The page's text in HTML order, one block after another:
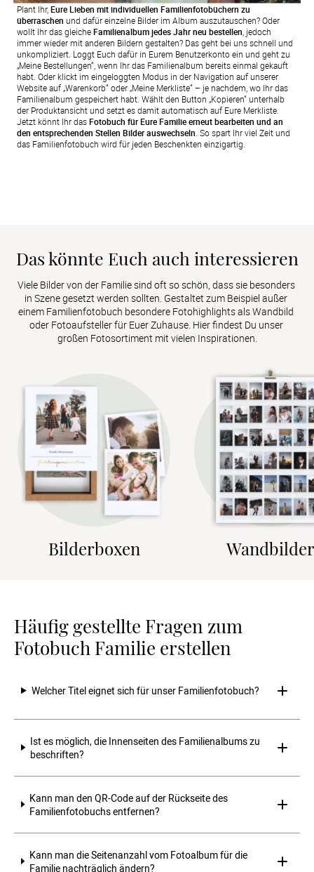
Plant Ihr, Eure Lieben mit individuellen Familienfotobüchern zu
überraschen und dafür einzelne Bilder im Album auszutauschen? Oder
wollt Ihr das gleicheFamilienalbum jedes Jahr neu bestellen , jedoch
immer wieder mit anderen Bildern gestalten? Das geht bei uns schnell und
unkompliziert. Loggt Euch dafür in Eurem Benutzerkonto ein und geht zu
„Meine Bestellungen“, wenn Ihr das Familienalbum bereits einmal gekauft
habt. Oder klickt im eingeloggten Modus in der Navigation auf unserer
Website auf „Warenkorb“ oder „Meine Merkliste“ – je nachdem, wo Ihr das
Familienalbum gespeichert habt. Wählt den Button „Kopieren“ unterhalb
der Produktansicht und setzt es damit automatisch auf Eure Merkliste.
Jetzt könnt Ihr dasFotobuch für Eure Familie erneut bearbeiten und an
den entsprechenden Stellen Bilder auswechseln . So spart Ihr viel Zeit und
das Familienfotobuch wird für jeden Beschenkten einzigartig.
Das könnte Euch auch interessieren
Viele Bilder von der Familie sind oft so schön, dass sie besonders
in Szene gesetzt werden sollten. Gestaltet zum Beispiel außer
einem Familienfotobuch besondere Fotohighlights als Wandbild
oder Fotoaufsteller für Euer Zuhause. Hier findest Du unser
großen Fotosortiment mit vielen Inspirationen.
Bilderboxen
Häufig gestellte Fragen zum
Fotobuch Familie erstellen
Welcher Titel eignet sich für unser Familienfotobuch?
Ist es möglich, die Innenseiten des Familienalbums zu
beschriften?
Kann man den QR-Code auf der Rückseite des
Familienfotobuchs entfernen?
Kann man die Seitenanzahl vom Fotoalbum für die
Familie nachträglich ändern?